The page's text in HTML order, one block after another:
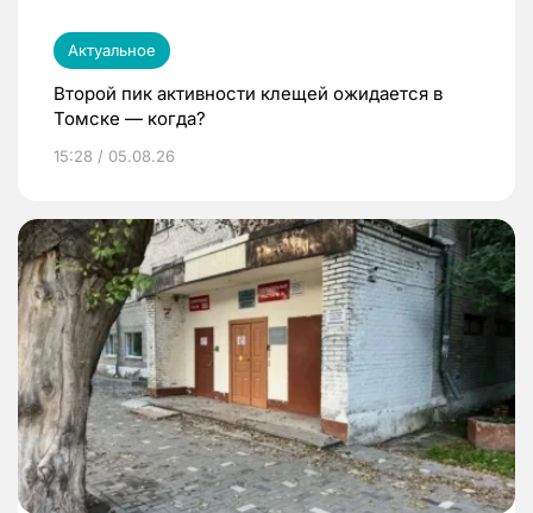
Актуальное
Второй пик активности клещей ожидается в
Томске — когда?
15:28 / 05.08.26